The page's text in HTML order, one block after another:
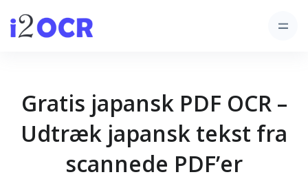
Gratis japansk PDF OCR –
Udtræk japansk tekst fra
scannede PDF’er